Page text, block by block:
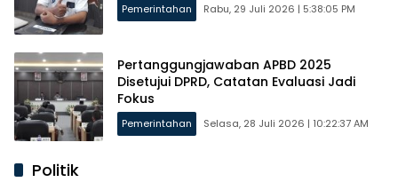
Pemerintahan Rabu, 29 Juli 2026 | 5:38:05 PM
Pertanggungjawaban APBD 2025
Disetujui DPRD, Catatan Evaluasi Jadi
Fokus
Pemerintahan Selasa, 28 Juli 2026 | 10:22:37 AM
Politik